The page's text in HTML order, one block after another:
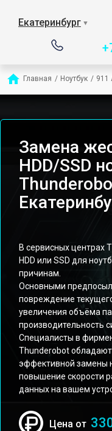
Екатеринбург ▼
Главная / Ноутбук / 911
Замена
HDD/SSD
В сервисных центрах
HDD или SSD для
причинам.
Основными
повреждение
увеличения объёма
производительность
Специалисты в
Thunderobot
эффективной замены
повышение скорости
данных на вашем
Цена от